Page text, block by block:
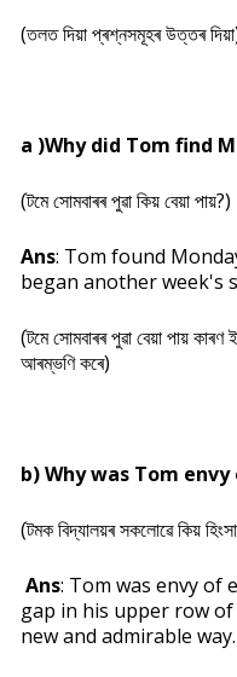
(তলত দিয়া প্ৰশ্নসমূহৰ উত্তৰ
a )Why did Tom find
(টমে সোমবাৰৰ পুৱা কিয় বেয়া পায়?)
Ans: Tom found
began another week's
(টমে সোমবাৰৰ পুৱা বেয়া পায়
আৰম্ভণি কৰে)
b) Why was Tom
(টমক বিদ্যালয়ৰ সকলোৱে কিয়
Ans: Tom was envy of
gap in his upper row
new and admirable way.